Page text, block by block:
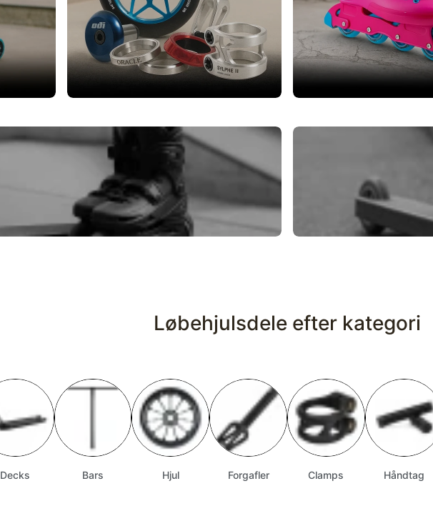
Dele Rulleskøjter
Løbehjulsdele efter kategori
Decks Bars Hjul Forgafler Clamps Håndtag